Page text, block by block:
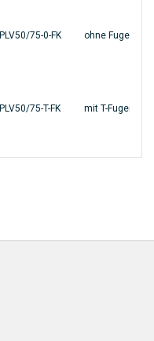
PLV50/75-0-FK ohne
PLV50/75-T-FK mit T-